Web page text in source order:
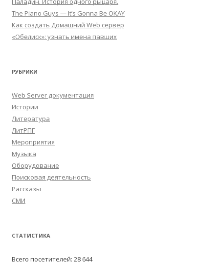
The Piano Guys — It’s Gonna Be OKAY
Как создать Домашний Web сервер
«Обелиск»: узнать имена павших
РУБРИКИ
Web Server документация
Истории
Литература
ЛитРПГ
Мероприятия
Музыка
Оборудование
Поисковая деятельность
Рассказы
СМИ
СТАТИСТИКА
Всего посетителей: 28 644